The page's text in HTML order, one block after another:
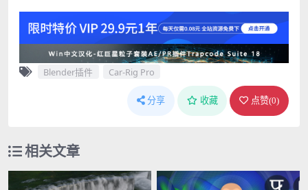
Blender插件 Car-Rig Pro
分享 收藏 点赞(0)
相关文章